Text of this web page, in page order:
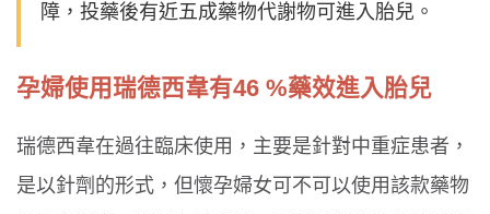
障，投藥後有近五成藥物代謝物可進入胎兒。
孕婦使用瑞德西韋有46 %藥效進入胎兒
瑞德西韋在過往臨床使用，主要是針對中重症患者，
是以針劑的形式，但懷孕婦女可不可以使用該款藥物